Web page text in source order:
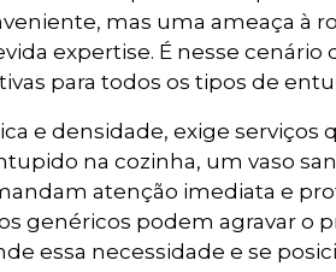
mas uma ameaça à
expertise. É nesse
para todos os tipos de
e densidade, exige
na cozinha, um vaso
atenção imediata e
genéricos podem agravar
essa necessidade e se